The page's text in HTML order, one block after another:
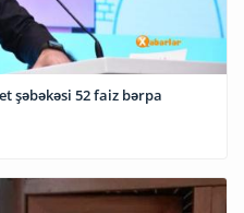
şəbəkəsi 52 faiz bərpa